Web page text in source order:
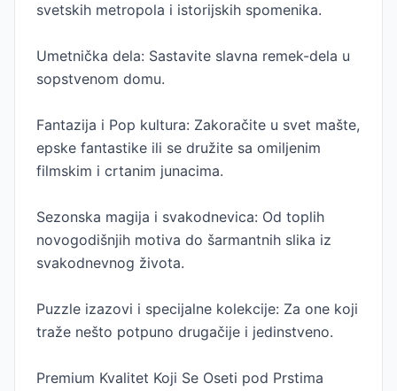
svetskih metropola i istorijskih spomenika.
Umetnička dela: Sastavite slavna remek-dela u
sopstvenom domu.
Fantazija i Pop kultura: Zakoračite u svet mašte,
epske fantastike ili se družite sa omiljenim
filmskim i crtanim junacima.
Sezonska magija i svakodnevica: Od toplih
novogodišnjih motiva do šarmantnih slika iz
svakodnevnog života.
Puzzle izazovi i specijalne kolekcije: Za one koji
traže nešto potpuno drugačije i jedinstveno.
Premium Kvalitet Koji Se Oseti pod Prstima